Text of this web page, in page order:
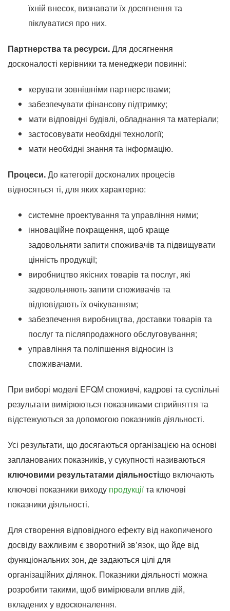
їхній внесок, визнавати їх досягнення та
піклуватися про них.
Партнерства та ресурси.Для досягнення
досконалості керівники та менеджери повинні:
керувати зовнішніми партнерствами;
забезпечувати фінансову підтримку;
мати відповідні будівлі, обладнання та матеріали;
застосовувати необхідні технології;
мати необхідні знання та інформацію.
Процеси.До категорії досконалих процесів
відносяться ті, для яких характерно:
системне проектування та управління ними;
інноваційне покращення, щоб краще
задовольняти запити споживачів та підвищувати
цінність продукції;
виробництво якісних товарів та послуг, які
задовольняють запити споживачів та
відповідають їх очікуванням;
забезпечення виробництва, доставки товарів та
послуг та післяпродажного обслуговування;
управління та поліпшення відносин із
споживачами.
При виборі моделі EFQM споживчі, кадрові та суспільні
результати вимірюються показниками сприйняття та
відстежуються за допомогою показників діяльності.
Усі результати, що досягаються організацією на основі
запланованих показників, у сукупності називаються
ключовими результатами діяльностіщо включають
ключові показники виходу продукціїта ключові
показники діяльності.
Для створення відповідного ефекту від накопиченого
досвіду важливим є зворотний зв’язок, що йде від
функціональних зон, де задаються цілі для
організаційних ділянок. Показники діяльності можна
розробити такими, щоб вимірювали вплив дій,
вкладених у вдосконалення.